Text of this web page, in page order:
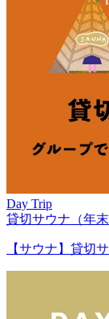
Day Trip
貸切サウナ（年
【サウナ】貸切